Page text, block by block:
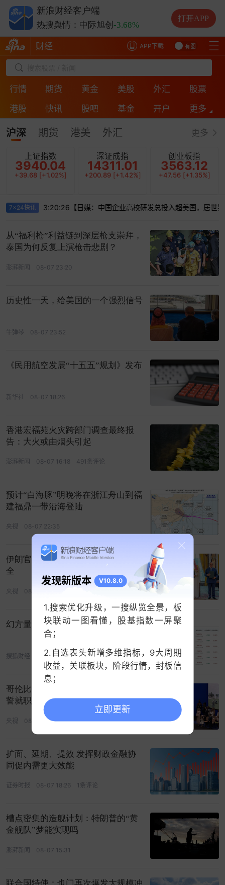
有图
APP下载
财经
行情 期货 黄金 美股 外汇
股票
港股
快讯 股吧 基金 开户
更多
ESG
房产 银行 投诉 直播
沪深 期货 港美 外汇 更多
上证指数
3940.04
+39.68 [+1.02%]
深证成指
14311.01
+200.89 [+1.42%]
创业板指
3563.12
+47.56 [+1.35%]
7x24快讯
08-08 13:20:26【日媒：中国企业高校研发总投入超美国，居世界
从“福利枪”利益链到深层枪支崇拜，
泰国为何反复上演枪击悲剧？
澎湃新闻 08-07 23:20
历史性一天，给美国的一个强烈信号
牛弹琴 08-07 23:52
《民用航空发展“十五五”规划》发布
新华社 08-07 18:26
香港宏福苑火灾跨部门调查最终报
告：大火或由烟头引起
澎湃新闻 08-07 16:18 491条评论
预计“白海豚”明晚将在浙江舟山到福
建福鼎一带沿海登陆
央视 08-07 22:35
伊朗官员称防务协议无法保障沙特安
全
央视 08-07 22:51
幻方量化爆出亏损，梁文锋损失惨重
搜狐财经 08-06 06:08 93条评论
哥伦比亚新任总统德拉埃斯普列亚宣
誓就职
央视 08-07 21:32
扩面、延期、提效 发挥财政金融协
同促内需更大效能
证券时报 08-07 18:26 1条评论
槽点密集的造舰计划：特朗普的“黄
金舰队”梦能实现吗
澎湃新闻 08-07 15:31
新浪财经客户端
热搜舆情：云南锗业
热搜舆情：中际旭创 -3.68%
打开APP
发现新版本 V10.8.0
1.搜索优化升级，一搜纵览全景，板
块联动一图看懂，股基指数一屏聚
合；
2.自选表头新增多维指标，9大周期
收益，关联板块，阶段行情，封板信
息；
3.中证指数支持查看历史分时；
立即更新